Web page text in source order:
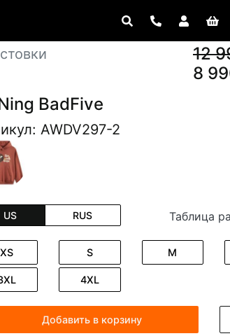
12
8
BadFive
AWDV297-2
US RUS Таблица
XS S M
4XL
Добавить в корзину